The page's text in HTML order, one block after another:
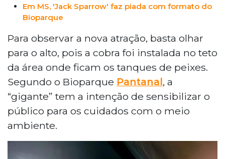
Em MS, 'Jack Sparrow' faz piada com formato do
Bioparque
Para observar a nova atração, basta olhar
para o alto, pois a cobra foi instalada no teto
da área onde ficam os tanques de peixes.
Segundo o Bioparque Pantanal, a
“gigante” tem a intenção de sensibilizar o
público para os cuidados com o meio
ambiente.